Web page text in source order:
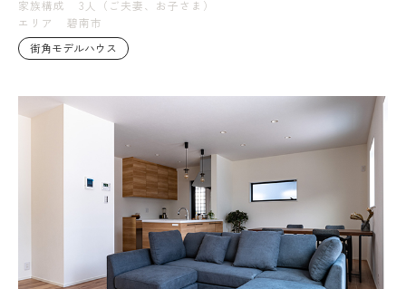
家族構成
3人（ご夫妻、お子さま）
エリア
碧南市
街角モデルハウス